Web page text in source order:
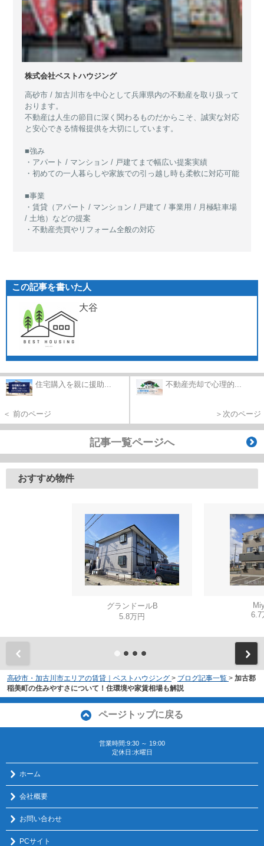
株式会社ベストハウジング
高砂市 / 加古川市を中心として兵庫県内の不動産を取り扱って
おります。
不動産は人生の節目に深く関わるものだからこそ、誠実な対応
と安心できる情報提供を大切にしています。
■強み
・アパート / マンション / 戸建てまで幅広い提案実績
・初めての一人暮らしや家族での引っ越し時も柔軟に対応可能
■事業
・賃貸（アパート / マンション / 戸建て / 事業用 / 月極駐車場
/ 土地）などの提案
・不動産売買やリフォーム全般の対応
この記事を書いた人
大谷
住宅購入を親に援助...
＜ 前のページ
不動産売却で心理的...
＞次のページ
記事一覧ページへ
おすすめ物件
グランドールB
5.8万円
6.7
高砂市・加古川市エリアの賃貸｜ベストハウジング > ブログ記事一覧 > 加古郡
稲美町の住みやすさについて！住環境や家賃相場も解説
ページトップに戻る
営業時間:9:30 ～ 19:00
定休日:水曜日
ホーム
会社概要
お問い合わせ
PCサイト